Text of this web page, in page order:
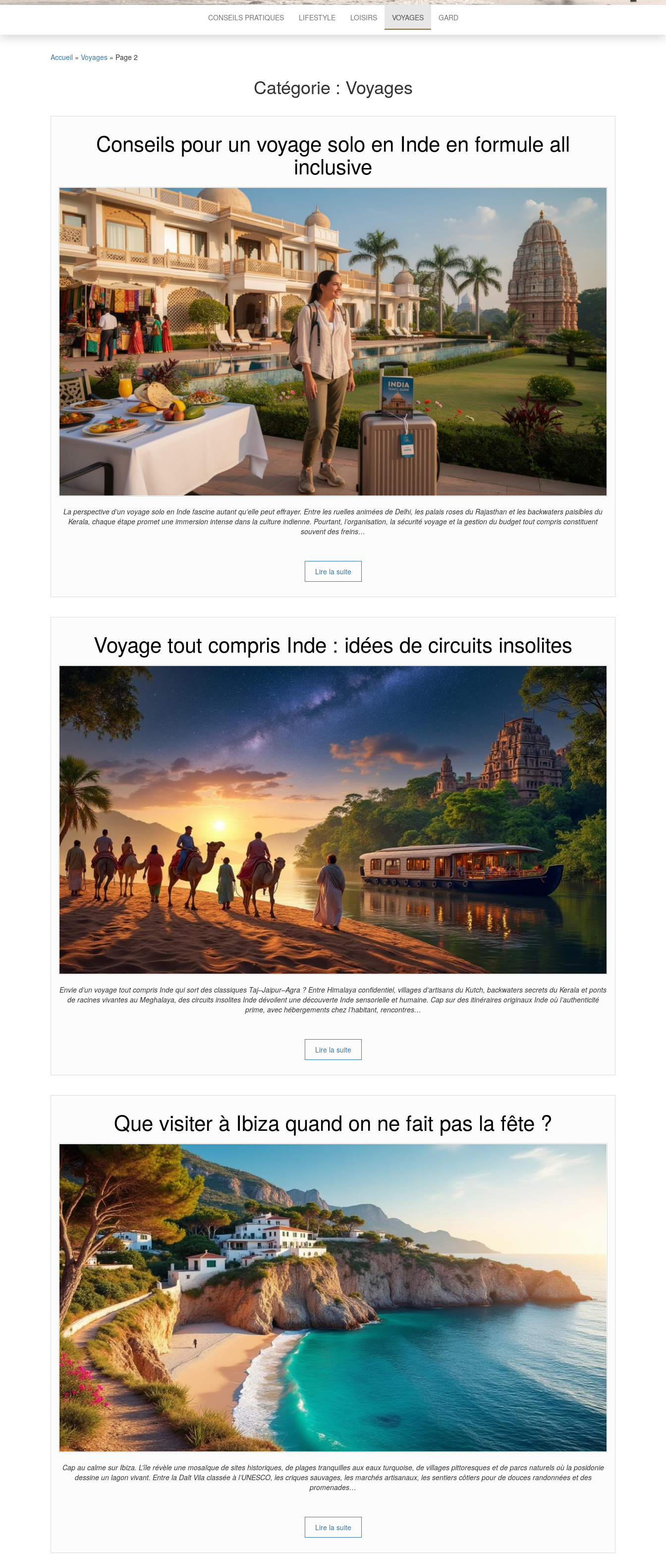
CONSEILS PRATIQUES LIFESTYLE LOISIRS VOYAGES GARD
Accueil » Voyages » Page 2
Catégorie : Voyages
Conseils pour un voyage solo en Inde en formule all
inclusive
La perspective d’un voyage solo en Inde fascine autant qu’elle peut effrayer. Entre les ruelles animées de Delhi, les palais roses du Rajasthan et les backwaters paisibles du
Kerala, chaque étape promet une immersion intense dans la culture indienne. Pourtant, l’organisation, la sécurité voyage et la gestion du budget tout compris constituent
souvent des freins…
Lire la suite
Voyage tout compris Inde : idées de circuits insolites
Envie d’un voyage tout compris Inde qui sort des classiques Taj–Jaipur–Agra ? Entre Himalaya confidentiel, villages d’artisans du Kutch, backwaters secrets du Kerala et ponts
de racines vivantes au Meghalaya, des circuits insolites Inde dévoilent une découverte Inde sensorielle et humaine. Cap sur des itinéraires originaux Inde où l’authenticité
prime, avec hébergements chez l’habitant, rencontres…
Lire la suite
Que visiter à Ibiza quand on ne fait pas la fête ?
Cap au calme sur Ibiza. L’île révèle une mosaïque de sites historiques, de plages tranquilles aux eaux turquoise, de villages pittoresques et de parcs naturels où la posidonie
dessine un lagon vivant. Entre la Dalt Vila classée à l’UNESCO, les criques sauvages, les marchés artisanaux, les sentiers côtiers pour de douces randonnées et des
promenades…
Lire la suite